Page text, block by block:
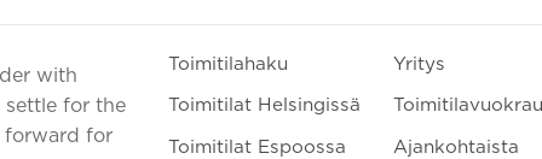
with
settle for the
forward for
Toimitilahaku
Toimitilat Helsingissä
Toimitilat Espoossa
Yritys
Ajankohtaista